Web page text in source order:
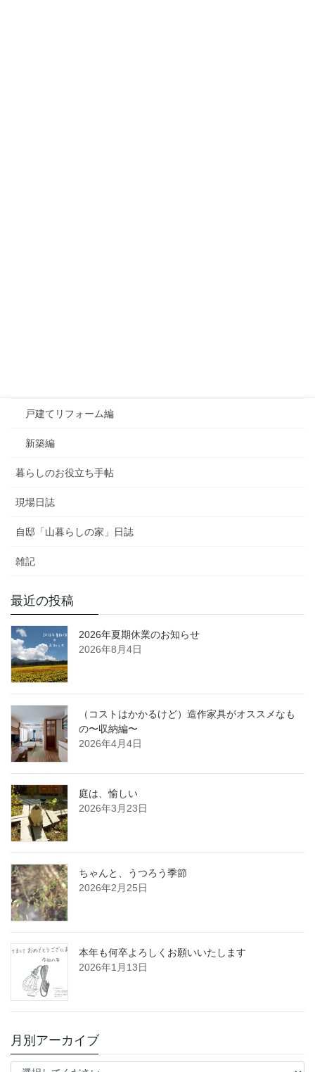
戸建てリフォーム編
新築編
暮らしのお役立ち手帖
現場日誌
自邸「山暮らしの家」日誌
雑記
最近の投稿
2026年夏期休業のお知らせ
2026年8月4日
（コストはかかるけど）造作家具がオススメなも
の〜収納編〜
2026年4月4日
庭は、愉しい
2026年3月23日
ちゃんと、うつろう季節
2026年2月25日
本年も何卒よろしくお願いいたします
2026年1月13日
月別アーカイブ